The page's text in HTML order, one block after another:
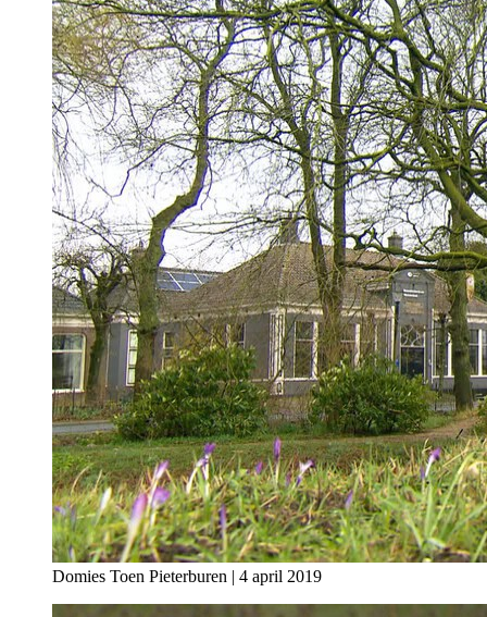
Domies Toen Pieterburen | 4 april 2019